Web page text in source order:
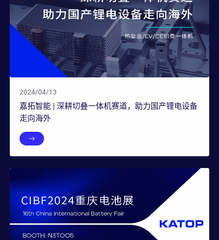
2024/04/13
嘉拓智能 | 深耕切叠一体机赛道，助力国产锂电设备
走向海外